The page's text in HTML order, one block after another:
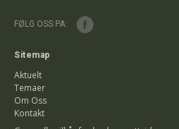
FØLG OSS PA:
Sitemap
Aktuelt
Temaer
Om Oss
Kontakt